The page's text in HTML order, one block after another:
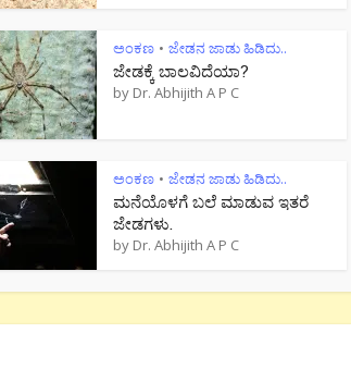
ಅಂಕಣ • ಜೇಡನ ಜಾಡು ಹಿಡಿದು..
ಜೇಡಕ್ಕೆ ಬಾಲವಿದೆಯಾ?
by Dr. Abhijith A P C
ಅಂಕಣ • ಜೇಡನ ಜಾಡು ಹಿಡಿದು..
ಮನೆಯೊಳಗೆ ಬಲೆ ಮಾಡುವ ಇತರೆ
ಜೇಡಗಳು.
by Dr. Abhijith A P C